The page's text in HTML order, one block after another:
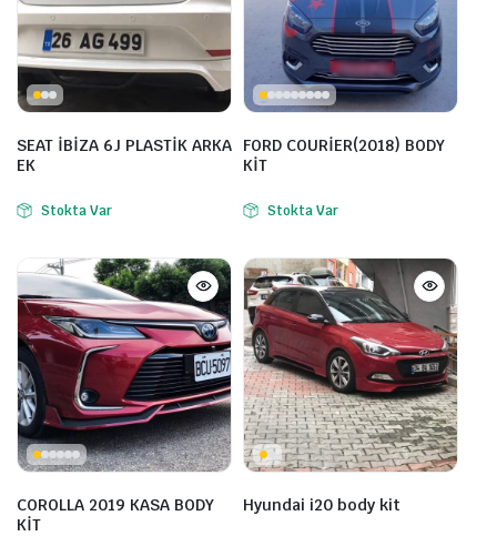
SEAT İBİZA 6J PLASTİK ARKA
EK
Stokta Var
FORD COURİER(2018) BODY
KİT
Stokta Var
COROLLA 2019 KASA BODY
KİT
Hyundai i20 body kit